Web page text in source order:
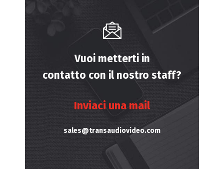
Vuoi metterti in
contatto con il nostro staff?
Inviaci una mail
sales@transaudiovideo.com